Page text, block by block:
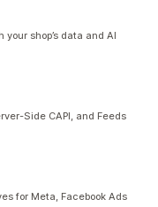
shop’s data and AI
Side CAPI, and Feeds
for Meta, Facebook Ads